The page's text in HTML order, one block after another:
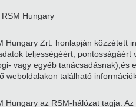
Hungary
Hungary Zrt. honlapján közzétett
teljességéért,
vagy egyéb tanácsadásnak),és
weboldalakon található
Hungary az RSM-hálózat tagja.